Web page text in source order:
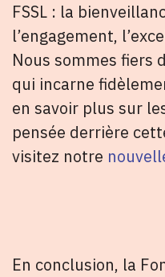
FSSL : la
l’engagement,
Nous sommes fiers
qui incarne
en savoir plus sur
pensée derrière
visitez notre
En conclusion, la